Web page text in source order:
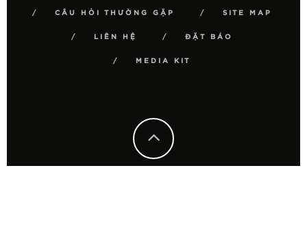
CÂU HỎI THƯỜNG GẶP SITE MAP
LIÊN HỆ ĐẶT BÁO
MEDIA KIT